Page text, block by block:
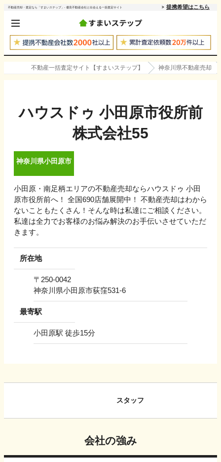
不動産売却・査定なら「すまいステップ」- 優良不動産会社と出会える一括査定サイト 提携希望はこちら
不動産一括査定サイト【すまいステップ】 神奈川県不動産売却
ハウスドゥ 小田原市役所前
株式会社55
神奈川県小田原市
小田原・南足柄エリアの不動産売却ならハウスドゥ 小田
原市役所前へ！ 全国690店舗展開中！ 不動産売却はわから
ないこともたくさん！そんな時は私達にご相談ください。
私達は全力でお客様のお悩み解決のお手伝いさせていただ
きます。
所在地
〒 250-0042
神奈川県小田原市荻窪531-6
最寄駅
小田原駅 徒歩15分
スタッフ
会社の強み